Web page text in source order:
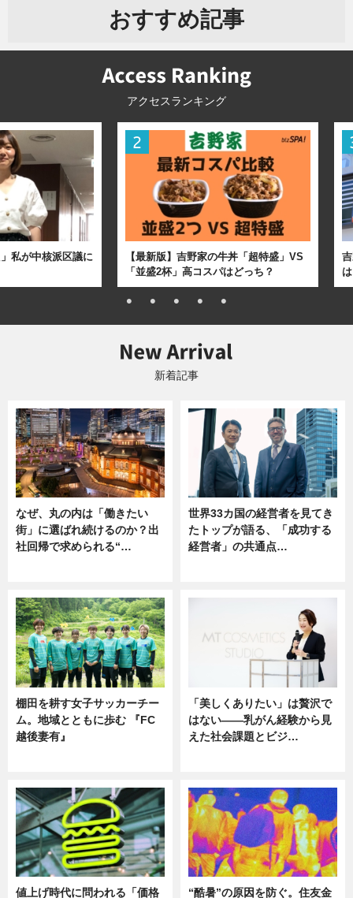
おすすめ記事
アクセスランキング
私が中核派区議に
【最新版】吉野家の牛丼「超特盛」VS
「並盛2杯」高コスパはどっち？
新着記事
なぜ、丸の内は「働きたい
街」に選ばれ続けるのか？出
社回帰で求められる“…
世界33カ国の経営者を見てき
たトップが語る、「成功する
経営者」の共通点…
棚田を耕す女子サッカーチー
ム。地域とともに歩む 『FC
越後妻有』
「美しくありたい」は贅沢で
はない――乳がん経験から見
えた社会課題とビジ…
値上げ時代に問われる「価格
“酷暑”の原因を防ぐ。住友金